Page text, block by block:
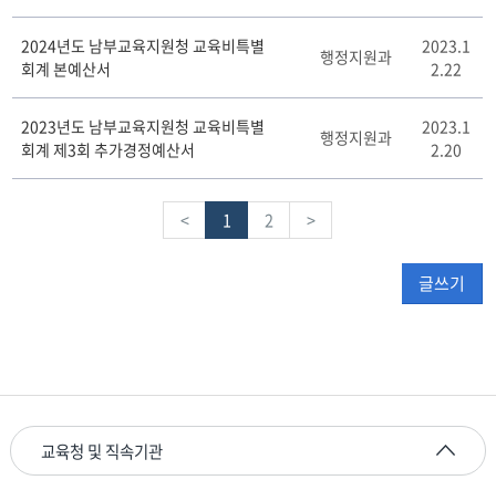
2024년도 남부교육지원청 교육비특별
회계 본예산서
행정지원과
2023.1
2.22
2023년도 남부교육지원청 교육비특별
회계 제3회 추가경정예산서
행정지원과
2023.1
2.20
< 1 2 >
글쓰기
교육청 및 직속기관